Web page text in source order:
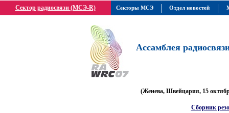
Сектор радиосвязи (МСЭ-R)
Ассамблея
(Женева, Швейцария, 15
Сборник
Секторы МСЭ Отдел новостей